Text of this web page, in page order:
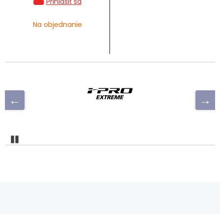
Na objednanie